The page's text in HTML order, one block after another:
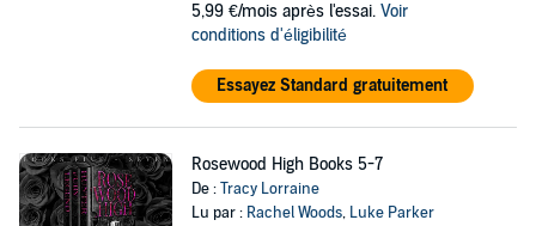
5,99 €/mois après l'essai. Voir
conditions d'éligibilité
Essayez Standard gratuitement
Rosewood High Books 5-7
De :Tracy Lorraine
Lu par : Rachel Woods, Luke Parker